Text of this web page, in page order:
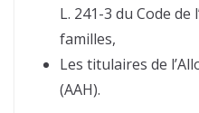
L. 241-3 du Code de
familles,
Les titulaires de
(AAH).